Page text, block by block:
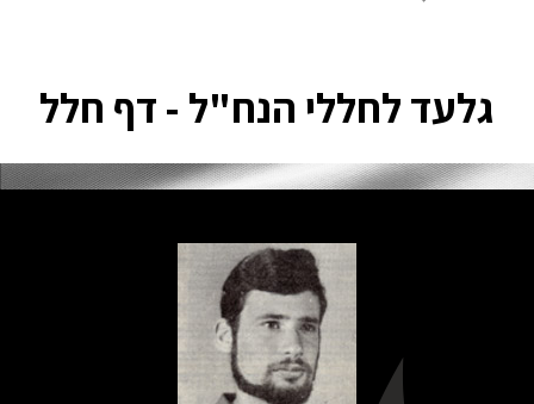
גלעד לחללי הנח"ל - דף חלל